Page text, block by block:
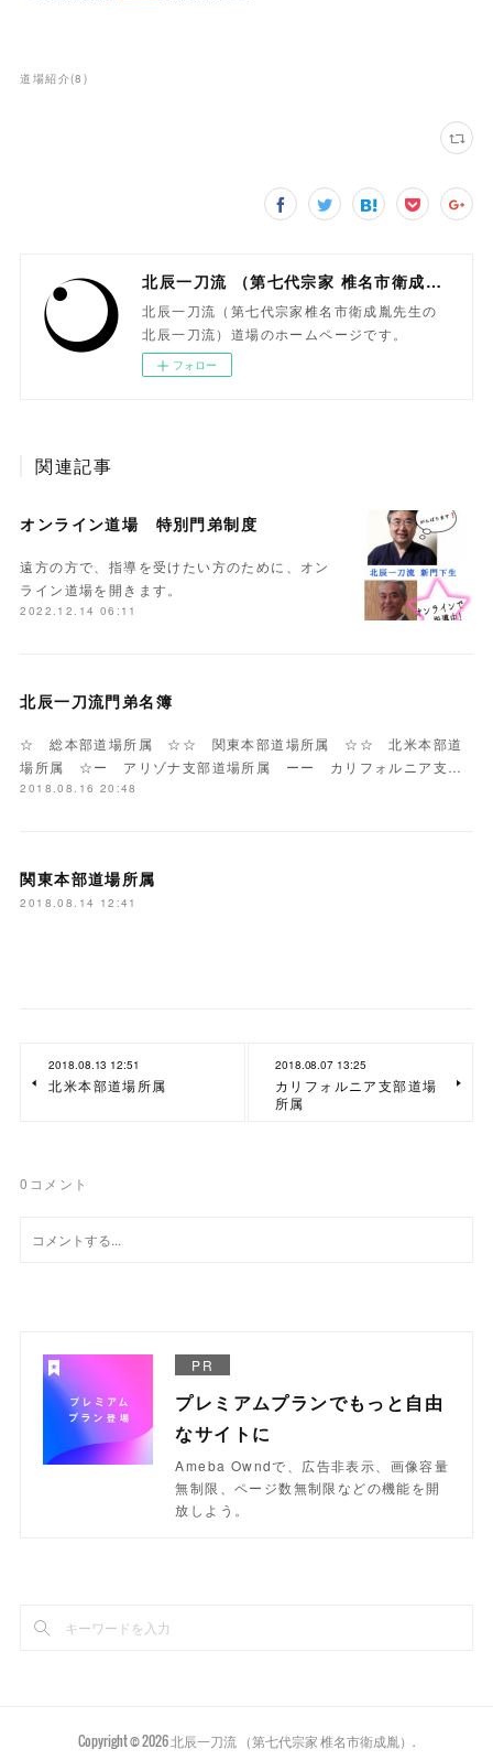
道場紹介(8 )
北辰一刀流 （第七代宗家 椎名市衛成胤）
北辰一刀流（第七代宗家椎名市衛成胤先生の
北辰一刀流）道場のホームページです。
フォロー
関連記事
オンライン道場 特別門弟制度
遠方の方で、指導を受けたい方のために、オン
ライン道場を開きます。
2022.12.14 06:11
北辰一刀流門弟名簿
☆ 総本部道場所属 ☆☆ 関東本部道場所属 ☆☆ 北米本部道
場所属 ☆ー アリゾナ支部道場所属 ーー カリフォルニア支…
2018.08.16 20:48
関東本部道場所属
2018.08.14 12:41
2018.08.13 12:51
北米本部道場所属
2018.08.07 13:25
カリフォルニア支部道場
所属
0 コメント
PR
プレミアムプランでもっと自由
なサイトに
Ameba Owndで、広告非表示、画像容量
無制限、ページ数無制限などの機能を開
放しよう。
Copyright ©2026北辰一刀流 （第七代宗家 椎名市衛成胤） .